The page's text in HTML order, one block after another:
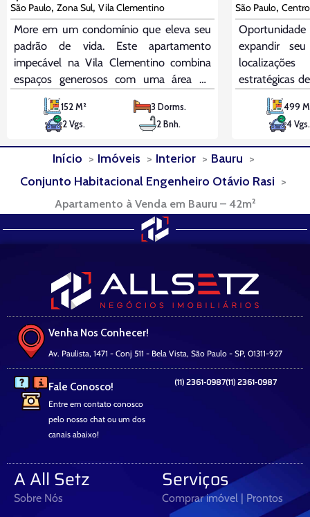
São Paulo, Zona Sul, Vila Clementino
More em um condomínio que eleva seu
padrão de vida. Este apartamento
impecável na Vila Clementino combina
espaços generosos com uma área de
lazer extraordinária. O living para dois
ambientes é um convite à convivência,
enquanto a cozinha planejada e a
dependência completa de serviço
oferecem a máxima conveniência.
152 M²
3 Dorms.
2 Vgs.
2 Bnh.
São Paulo, Centro
Oportunidade
expandir
estratégicas
imóvel
construída
está
Ipiranga. O
estrutura
499
4 Vgs.
Início Imóveis Interior
Bauru
Conjunto Habitacional Engenheiro Otávio Rasi
Apartamento à Venda em Bauru – 42m²
Fale Conosco!
Entre em contato conosco
pelo nosso chat ou um dos
canais abaixo!
(11) 2361-0987(11) 2361-0987
Venha Nos Conhecer!
Av. Paulista, 1471 - Conj 511 - Bela Vista, São Paulo - SP, 01311-927
A All Setz
Sobre Nós
Serviços
Comprar imóvel | Prontos